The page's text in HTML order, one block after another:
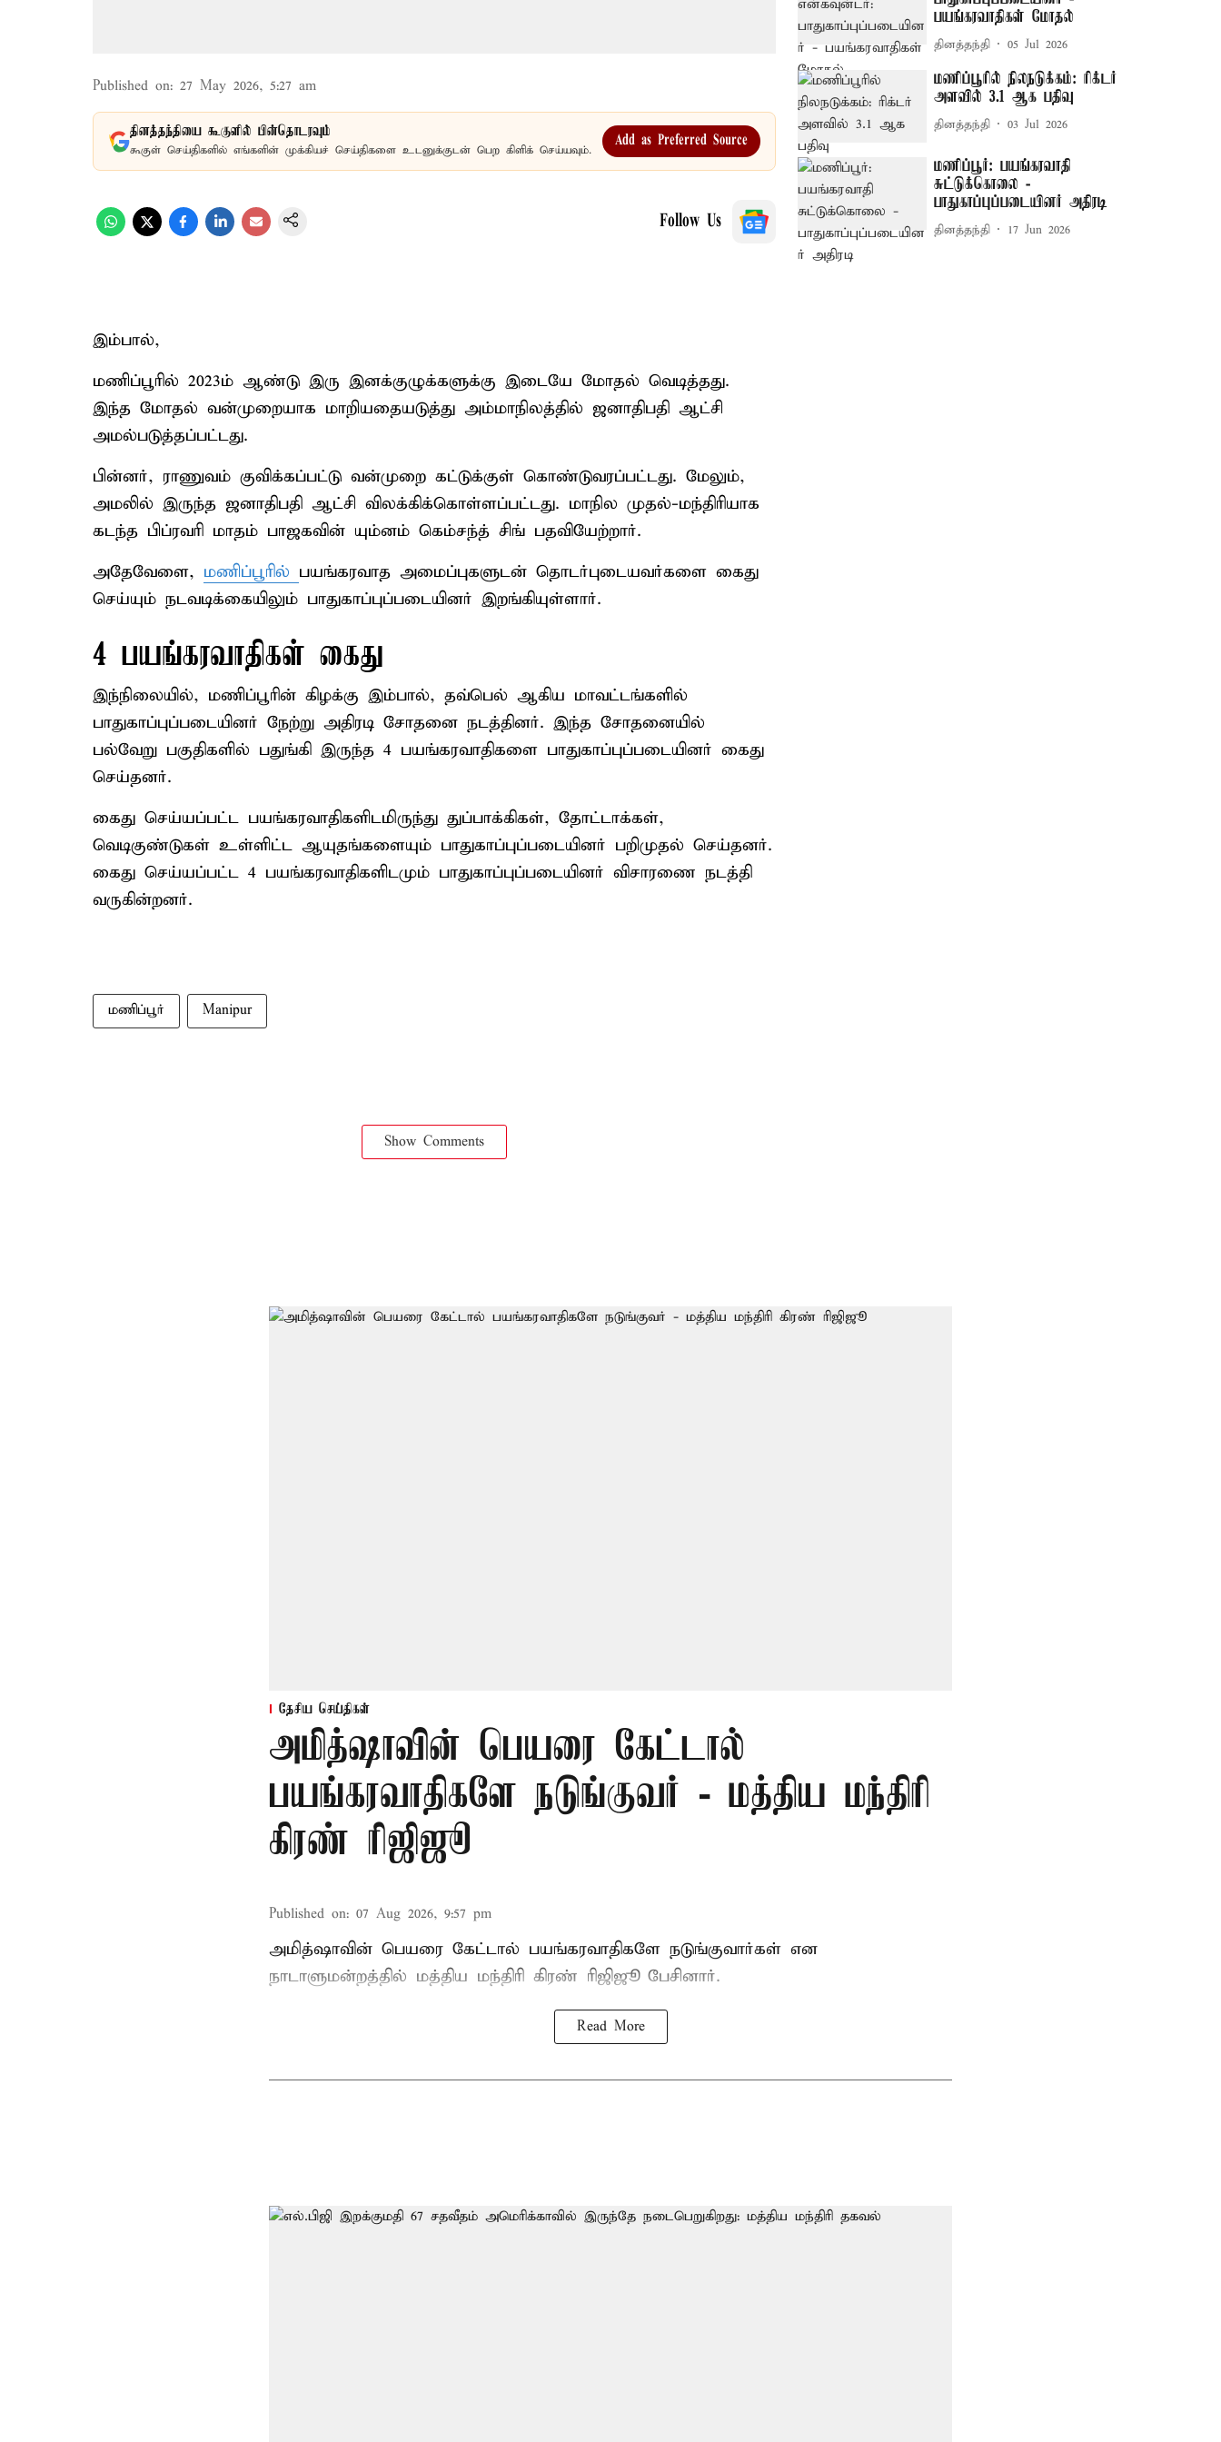
Published on: 27 May 2026, 5:27 am
தினத்தந்தியை கூகுளில் பின்தொடரவும்
கூகுள் செய்திகளில் எங்களின் முக்கியச் செய்திகளை உடனுக்குடன் பெற கிளிக் செய்யவும்.
Add as Preferred Source
Follow Us
இம்பால்,
மணிப்பூரில் 2023ம் ஆண்டு இரு இனக்குழுக்களுக்கு இடையே மோதல் வெடித்தது.
இந்த மோதல் வன்முறையாக மாறியதையடுத்து அம்மாநிலத்தில் ஜனாதிபதி ஆட்சி
அமல்படுத்தப்பட்டது.
பின்னர், ராணுவம் குவிக்கப்பட்டு வன்முறை கட்டுக்குள் கொண்டுவரப்பட்டது. மேலும்,
அமலில் இருந்த ஜனாதிபதி ஆட்சி விலக்கிக்கொள்ளப்பட்டது. மாநில முதல்-மந்திரியாக
கடந்த பிப்ரவரி மாதம் பாஜகவின் யும்னம் கெம்சந்த் சிங் பதவியேற்றார்.
அதேவேளை, மணிப்பூரில் பயங்கரவாத அமைப்புகளுடன் தொடர்புடையவர்களை கைது
செய்யும் நடவடிக்கையிலும் பாதுகாப்புப்படையினர் இறங்கியுள்ளார்.
4 பயங்கரவாதிகள் கைது
இந்நிலையில், மணிப்பூரின் கிழக்கு இம்பால், தவ்பெல் ஆகிய மாவட்டங்களில்
பாதுகாப்புப்படையினர் நேற்று அதிரடி சோதனை நடத்தினர். இந்த சோதனையில்
பல்வேறு பகுதிகளில் பதுங்கி இருந்த 4 பயங்கரவாதிகளை பாதுகாப்புப்படையினர் கைது
செய்தனர்.
கைது செய்யப்பட்ட பயங்கரவாதிகளிடமிருந்து துப்பாக்கிகள், தோட்டாக்கள்,
வெடிகுண்டுகள் உள்ளிட்ட ஆயுதங்களையும் பாதுகாப்புப்படையினர் பறிமுதல் செய்தனர்.
கைது செய்யப்பட்ட 4 பயங்கரவாதிகளிடமும் பாதுகாப்புப்படையினர் விசாரணை நடத்தி
வருகின்றனர்.
மணிப்பூர் Manipur
Show Comments
பயங்கரவாதிகள் மோதல்
தினத்தந்தி 05 Jul 2026
மணிப்பூரில் நிலநடுக்கம்: ரிக்டர்
அளவில் 3.1 ஆக பதிவு
தினத்தந்தி 03 Jul 2026
மணிப்பூர்: பயங்கரவாதி
சுட்டுக்கொலை -
பாதுகாப்புப்படையினர் அதிரடி
தினத்தந்தி 17 Jun 2026
தேசிய செய்திகள்
அமித்ஷாவின் பெயரை கேட்டால்
பயங்கரவாதிகளே நடுங்குவர் - மத்திய மந்திரி
கிரண் ரிஜிஜூ
Published on: 07 Aug 2026, 9:57 pm
அமித்ஷாவின் பெயரை கேட்டால் பயங்கரவாதிகளே நடுங்குவார்கள் என
நாடாளுமன்றத்தில் மத்திய மந்திரி கிரண் ரிஜிஜூ பேசினார்.
Read More